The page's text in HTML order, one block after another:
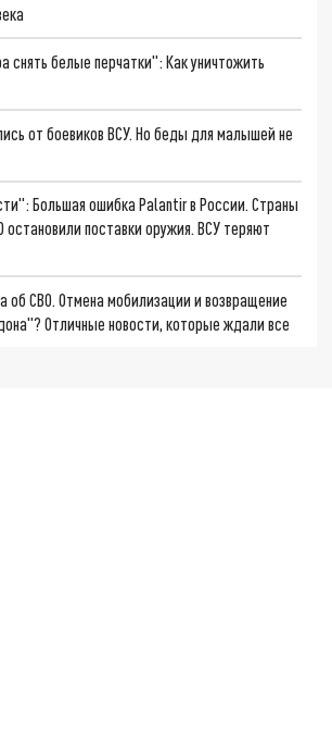
снять белые перчатки": Как уничтожить
от боевиков ВСУ. Но беды для малышей не
Большая ошибка Palantir в России. Страны
остановили поставки оружия. ВСУ теряют
об СВО. Отмена мобилизации и возвращение
Отличные новости, которые ждали все